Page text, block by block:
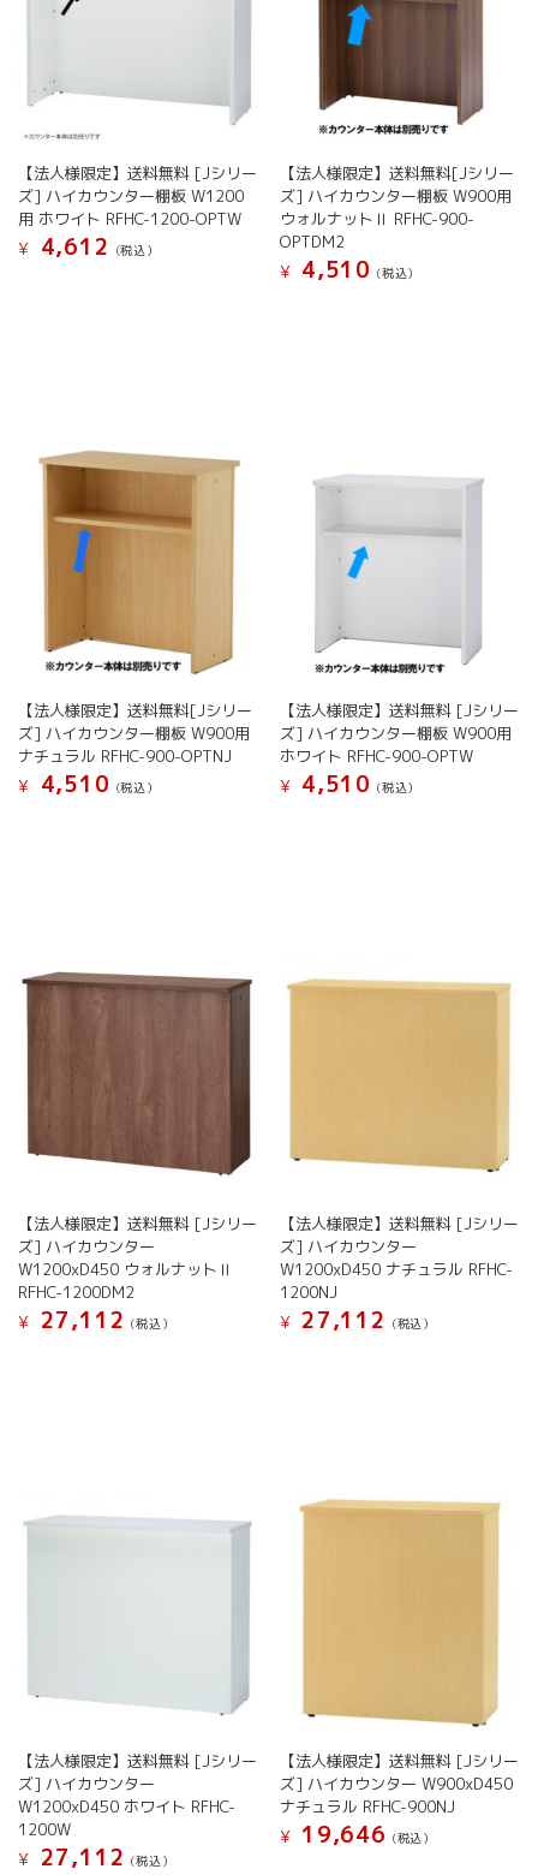
【法人様限定】送料無料 [Jシリー
ズ] ハイカウンター棚板 W1200
用 ホワイト RFHC-1200-OPTW
¥
4,612 (税込）
【法人様限定】送料無料[Jシリー
ズ] ハイカウンター棚板 W900用
ウォルナットⅡ RFHC-900-
OPTDM2
¥
4,510 (税込）
【法人様限定】送料無料[Jシリー
ズ] ハイカウンター棚板 W900用
ナチュラル RFHC-900-OPTNJ
¥
4,510 (税込）
【法人様限定】送料無料 [Jシリー
ズ] ハイカウンター棚板 W900用
ホワイト RFHC-900-OPTW
¥
4,510 (税込）
【法人様限定】送料無料 [Jシリー
ズ] ハイカウンター
W1200xD450 ウォルナットⅡ
RFHC-1200DM2
¥
27,112 (税込）
【法人様限定】送料無料 [Jシリー
ズ] ハイカウンター
W1200xD450 ナチュラル RFHC-
1200NJ
¥ 27,112 (税込）
【法人様限定】送料無料 [Jシリー
ズ] ハイカウンター
W1200xD450 ホワイト RFHC-
1200W
¥
27,112 (税込）
【法人様限定】送料無料 [Jシリー
ズ] ハイカウンター W900xD450
ナチュラル RFHC-900NJ
¥
19,646 (税込）